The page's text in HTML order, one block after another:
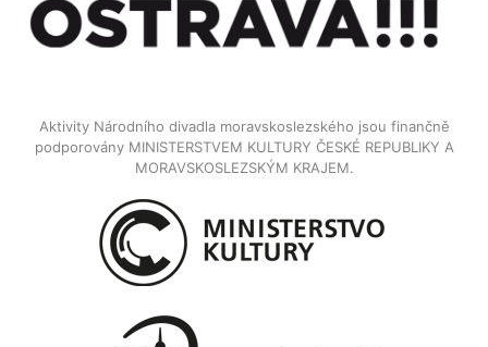
Aktivity Národního divadla moravskoslezského jsou finančně
podporovány MINISTERSTVEM KULTURY ČESKÉ REPUBLIKY A
MORAVSKOSLEZSKÝM KRAJEM.